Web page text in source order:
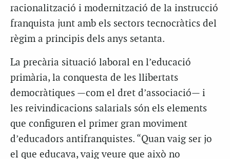
racionalització i modernització de la instrucció
franquista junt amb els sectors tecnocràtics del
règim a principis dels anys setanta.
La precària situació laboral en l’educació
primària, la conquesta de les llibertats
democràtiques —com el dret d’associació— i
les reivindicacions salarials són els elements
que configuren el primer gran moviment
d’educadors antifranquistes. “Quan vaig ser jo
el que educava, vaig veure que això no